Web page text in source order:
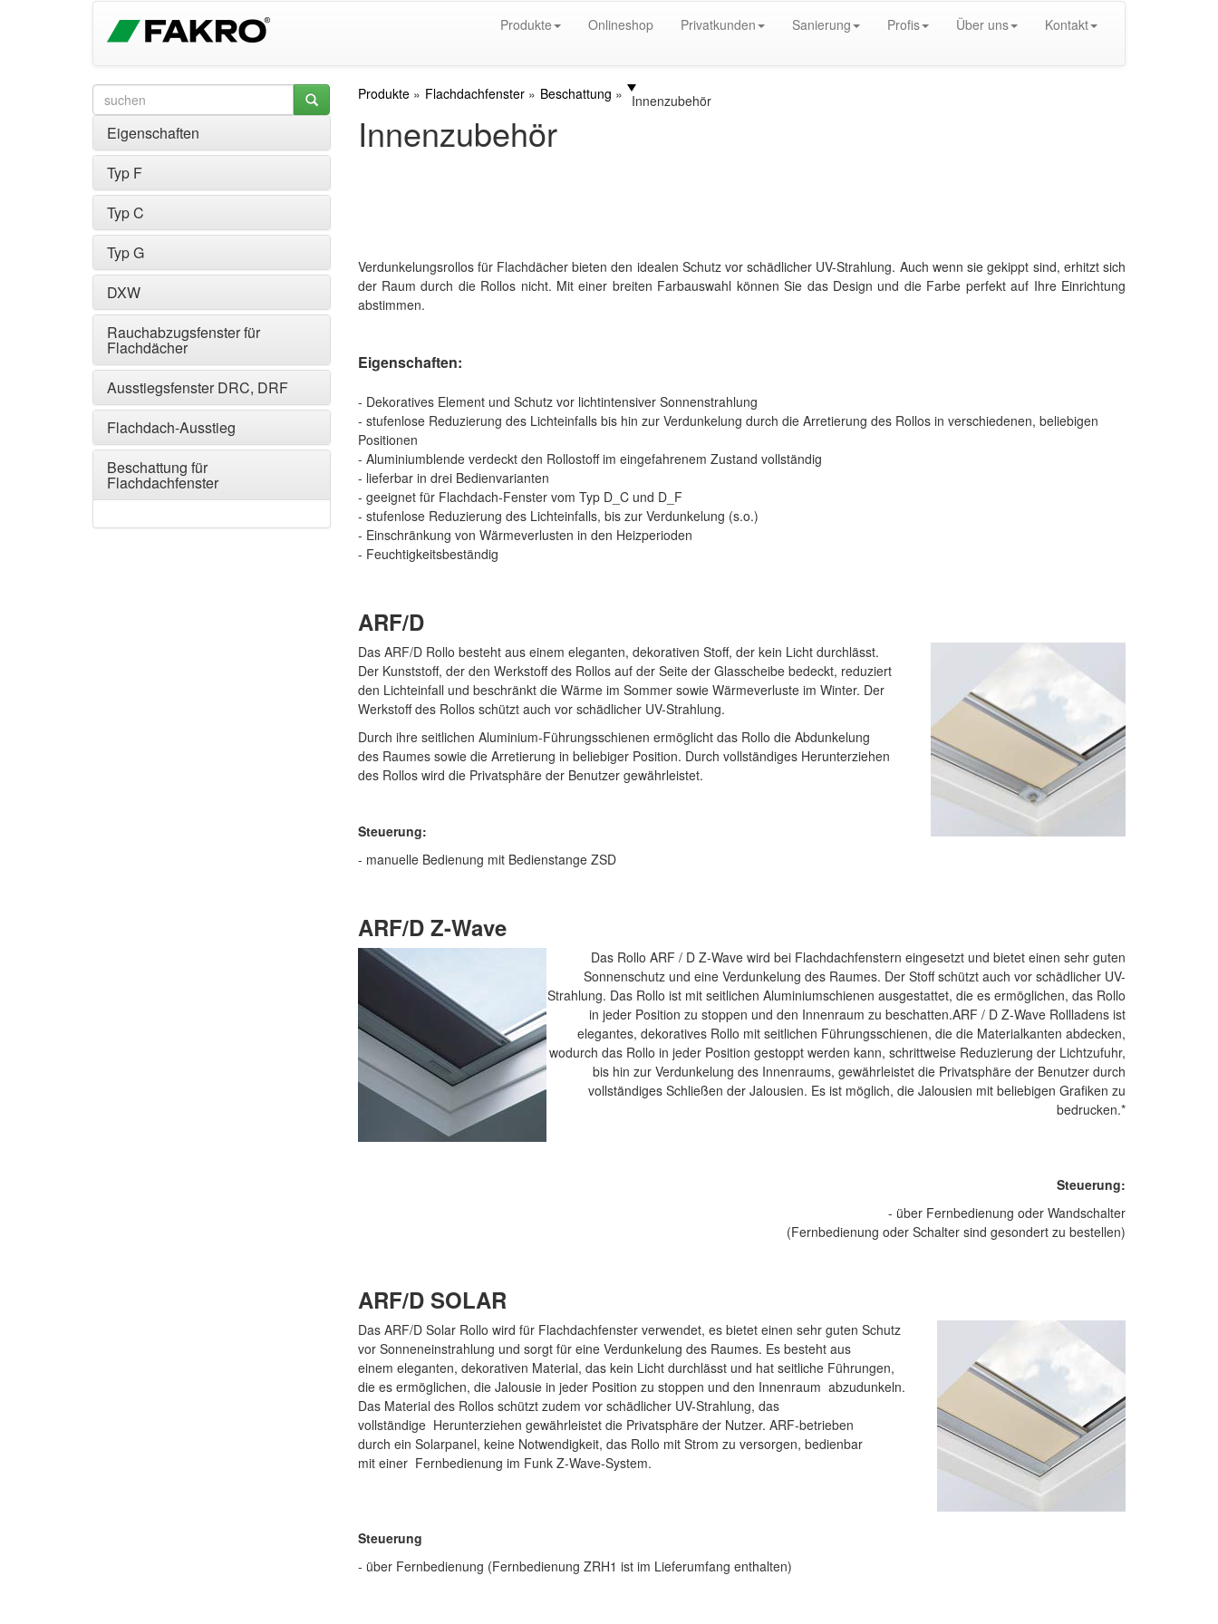
Produkte Onlineshop Privatkunden Sanierung Profis Über uns Kontakt
Produkte Flachdachfenster Beschattung Innenzubehör
Eigenschaften
Typ F
Typ C
Typ G
DXW
Rauchabzugsfenster für
Flachdächer
Ausstiegsfenster DRC, DRF
Flachdach-Ausstieg
Beschattung für
Flachdachfenster
Innenzubehör
Verdunkelungsrollos für Flachdächer bieten den idealen Schutz vor schädlicher UV-Strahlung. Auch wenn sie gekippt sind, erhitzt sich
der Raum durch die Rollos nicht. Mit einer breiten Farbauswahl können Sie das Design und die Farbe perfekt auf Ihre Einrichtung
abstimmen.
Eigenschaften:
- Dekoratives Element und Schutz vor lichtintensiver Sonnenstrahlung
- stufenlose Reduzierung des Lichteinfalls bis hin zur Verdunkelung durch die Arretierung des Rollos in verschiedenen, beliebigen
Positionen
- Aluminiumblende verdeckt den Rollostoff im eingefahrenem Zustand vollständig
- lieferbar in drei Bedienvarianten
- geeignet für Flachdach-Fenster vom Typ D_C und D_F
- stufenlose Reduzierung des Lichteinfalls, bis zur Verdunkelung (s.o.)
- Einschränkung von Wärmeverlusten in den Heizperioden
- Feuchtigkeitsbeständig
ARF/D
Das ARF/D Rollo besteht aus einem eleganten, dekorativen Stoff, der kein Licht durchlässt.
Der Kunststoff, der den Werkstoff des Rollos auf der Seite der Glasscheibe bedeckt, reduziert
den Lichteinfall und beschränkt die Wärme im Sommer sowie Wärmeverluste im Winter. Der
Werkstoff des Rollos schützt auch vor schädlicher UV-Strahlung.
Durch ihre seitlichen Aluminium-Führungsschienen ermöglicht das Rollo die Abdunkelung
des Raumes sowie die Arretierung in beliebiger Position. Durch vollständiges Herunterziehen
des Rollos wird die Privatsphäre der Benutzer gewährleistet.
Steuerung:
- manuelle Bedienung mit Bedienstange ZSD
ARF/DZ-Wave
Das Rollo ARF / D Z-Wave wird bei Flachdachfenstern eingesetzt und bietet einen sehr guten
Sonnenschutz und eine Verdunkelung des Raumes. Der Stoff schützt auch vor schädlicher UV-
Strahlung. Das Rollo ist mit seitlichen Aluminiumschienen ausgestattet, die es ermöglichen, das Rollo
in jeder Position zu stoppen und den Innenraum zu beschatten.ARF / D Z-Wave Rollladens ist
elegantes, dekoratives Rollo mit seitlichen Führungsschienen, die die Materialkanten abdecken,
wodurch das Rollo in jeder Position gestoppt werden kann, schrittweise Reduzierung der Lichtzufuhr,
bis hin zur Verdunkelung des Innenraums, gewährleistet die Privatsphäre der Benutzer durch
vollständiges Schließen der Jalousien. Es ist möglich, die Jalousien mit beliebigen Grafiken zu
bedrucken.*
Steuerung:
- über Fernbedienung oder Wandschalter
(Fernbedienung oder Schalter sind gesondert zu bestellen)
ARF/D SOLAR
Das ARF/D Solar Rollo wird für Flachdachfenster verwendet, es bietet einen sehr guten Schutz
vor Sonneneinstrahlung und sorgt für eine Verdunkelung des Raumes. Es besteht aus
einem eleganten, dekorativen Material, das kein Licht durchlässt und hat seitliche Führungen,
die es ermöglichen, die Jalousie in jeder Position zu stoppen und den Innenraum abzudunkeln.
Das Material des Rollos schützt zudem vor schädlicher UV-Strahlung, das
vollständige Herunterziehen gewährleistet die Privatsphäre der Nutzer. ARF-betrieben
durch ein Solarpanel, keine Notwendigkeit, das Rollo mit Strom zu versorgen, bedienbar
mit einer Fernbedienung im Funk Z-Wave-System.
Steuerung
- über Fernbedienung (Fernbedienung ZRH1 ist im Lieferumfang enthalten)